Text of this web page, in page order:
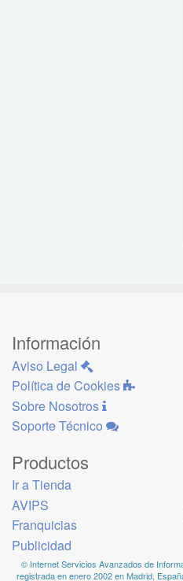
Información
Aviso Legal
Política de Cookies
Sobre Nosotros
Soporte Técnico
Productos
Ir a Tienda
AVIPS
Franquicias
Publicidad
© Internet Servicios Avanzados de
registrada en enero 2002 en Madrid,